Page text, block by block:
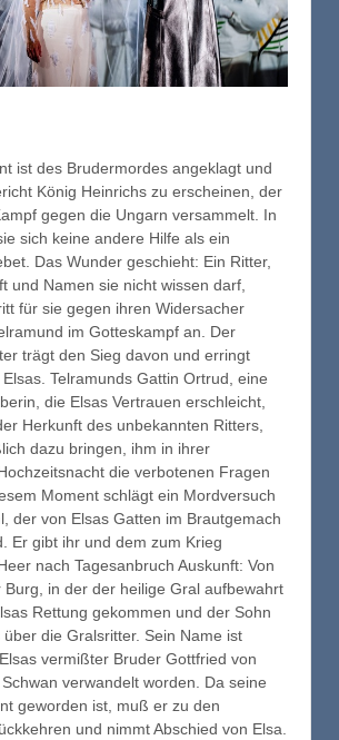
ist des Brudermordes angeklagt und
König Heinrichs zu erscheinen, der
gegen die Ungarn versammelt. In
sich keine andere Hilfe als ein
Das Wunder geschieht: Ein Ritter,
und Namen sie nicht wissen darf,
für sie gegen ihren Widersacher
im Gotteskampf an. Der
trägt den Sieg davon und erringt
Telramunds Gattin Ortrud, eine
die Elsas Vertrauen erschleicht,
Herkunft des unbekannten Ritters,
dazu bringen, ihm in ihrer
die verbotenen Fragen
Moment schlägt ein Mordversuch
der von Elsas Gatten im Brautgemach
Er gibt ihr und dem zum Krieg
nach Tagesanbruch Auskunft: Von
Burg, in der der heilige Gral aufbewahrt
Rettung gekommen und der Sohn
die Gralsritter. Sein Name ist
vermißter Bruder Gottfried von
verwandelt worden. Da seine
geworden ist, muß er zu den
und nimmt Abschied von Elsa.